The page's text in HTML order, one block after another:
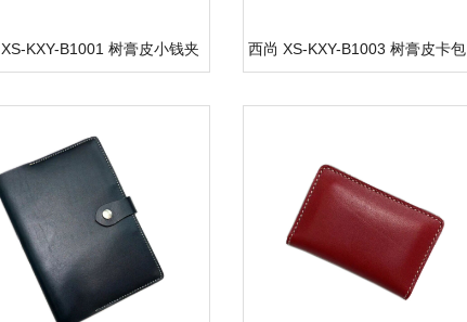
KXY-B1001 树膏皮小钱夹 西尚 XS-KXY-B1003 树膏皮卡包